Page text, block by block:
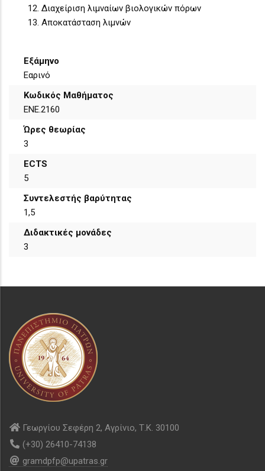
Διαχείριση λιμναίων βιολογικών πόρων
Αποκατάσταση λιμνών
Εξάμηνο
Εαρινό
Κωδικός Μαθήματος
ΕΝΕ.2160
Ώρες θεωρίας
3
ECTS
5
Συντελεστής βαρύτητας
1,5
Διδακτικές μονάδες
3
Γεωργίου Σεφέρη 2, Αγρίνιο, Τ.Κ. 30100
(+30) 26410-74138
gramdpfp@upatras.gr